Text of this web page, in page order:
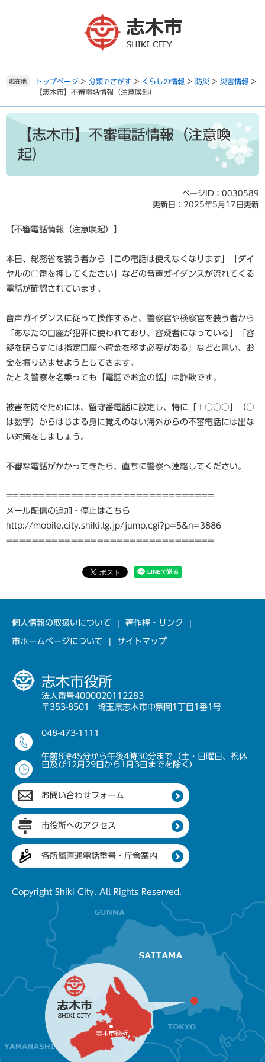
。
て
本
現在地 トップページ > 分類でさがす > くらしの情報 > 防災 > 災害情報 >
【志木市】不審電話情報（注意喚起）
本
【志木市】不審電話情報（注意喚
起）
ページID：0030589
更新日：2025年5月17日更新
【不審電話情報（注意喚起）】
本日、総務省を装う者から「この電話は使えなくなります」「ダイ
ヤルの○番を押してください」などの音声ガイダンスが流れてくる
電話が確認されています。
音声ガイダンスに従って操作すると、警察官や検察官を装う者から
「あなたの口座が犯罪に使われており、容疑者になっている」「容
疑を晴らすには指定口座へ資金を移す必要がある」などと言い、お
金を振り込ませようとしてきます。
たとえ警察を名乗っても「電話でお金の話」は詐欺です。
被害を防ぐためには、留守番電話に設定し、特に「＋○○○」（○
は数字）からはじまる身に覚えのない海外からの不審電話には出な
い対策をしましょう。
不審な電話がかかってきたら、直ちに警察へ連絡してください。
================================
メール配信の追加・停止はこちら
http://mobile.city.shiki.lg.jp/jump.cgi?p=5&n=3886
================================
個人情報の取扱いについて 著作権・リンク
市ホームページについて サイトマップ
志木市役所
法人番号4000020112283
〒353-8501 埼玉県志木市中宗岡1丁目1番1号
048-473-1111
午前8時45分から午後4時30分まで（土・日曜日、祝休
日及び12月29日から1月3日までを除く）
お問い合わせフォーム
市役所へのアクセス
各所属直通電話番号・庁舎案内
Copyright Shiki City. All Rights Reserved.